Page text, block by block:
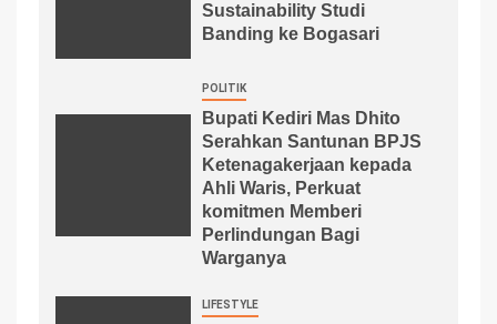
Sustainability Studi
Banding ke Bogasari
POLITIK
Bupati Kediri Mas Dhito
Serahkan Santunan BPJS
Ketenagakerjaan kepada
Ahli Waris, Perkuat
komitmen Memberi
Perlindungan Bagi
Warganya
LIFESTYLE